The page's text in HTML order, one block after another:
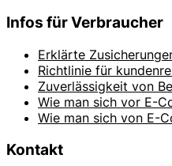
Infos für Verbraucher
Erklärte
Richtlinie für
Zuverlässigkeit von
Wie man sich vor E-
Wie man sich von E-
Kontakt